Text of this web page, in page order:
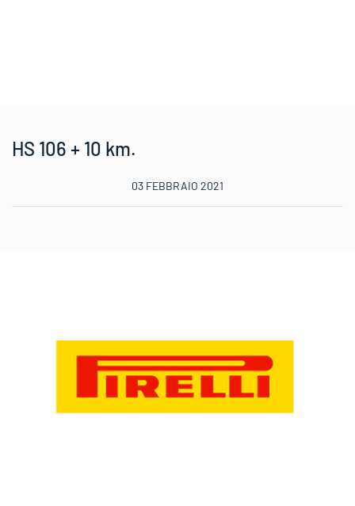
HS 106 + 10 km.
03 FEBBRAIO 2021